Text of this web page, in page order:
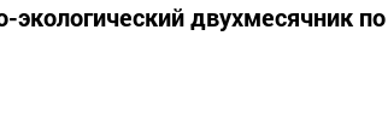
экологический двухмесячник по